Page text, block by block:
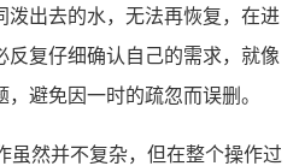
泼出去的水，无法再恢复，在进
反复仔细确认自己的需求，就像
避免因一时的疏忽而误删。
虽然并不复杂，但在整个操作过